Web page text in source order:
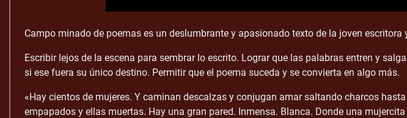
Campo minado de poemas es un deslumbrante y apasionado texto de la joven escritora
Escribir lejos de la escena para sembrar lo escrito. Lograr que las palabras entren y
si ese fuera su único destino. Permitir que el poema suceda y se convierta en algo más.
«Hay cientos de mujeres. Y caminan descalzas y conjugan amar saltando charcos
empapados y ellas muertas. Hay una gran pared. Inmensa. Blanca. Donde una